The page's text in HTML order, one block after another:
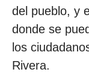
del pueblo, y
donde se
los
Rivera.